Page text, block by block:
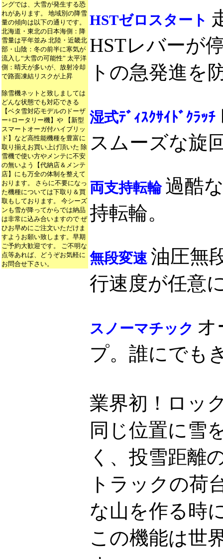
ングでは、大雪が発生する恐
れがあります。 地域別の降雪
量の傾向は以下の通りです。
北海道・東北の日本海側：降
雪量は平年並み 北陸・近畿北
部・山陰：冬の前半に寒気が
流入し“大雪の可能性” 太平洋
側：晴天が多いが、放射冷却
で路面凍結リスクが上昇
除雪機ネットと致しましては
どんな状態でも対応できる
【ベタ雪対応モデルのドーザ
ー+ロータリー機】や 【新型
スマートオーガ付ハイブリッ
ド】など高性能機種を豊富に
取り揃えお買い上げ頂いた 除
雪機で使い方やメンテに不安
の無いよう【代納店＆メンテ
店】にも万全の体制を整えて
おります。 さらに不要になっ
た機種については下取り＆買
取もしております。 今シーズ
ンも雪が降ってからでは納品
は非常に込み合いますので ぜ
ひお早めにご注文いただけま
すようお願い致します。早期
ご予約大歓迎です。 ご不明な
点等あれば、どうぞお気軽に
お問合せ下さい。
HSTゼロスタート
HSTレバーが
トの急発進を
湿式ﾃﾞｨｽｸｻｲﾄﾞｸﾗｯﾁ
スムーズな旋
両支持転輪 過酷
持転輪。
無段変速 油圧無
行速度が任意
スノーマチック オ
プ。誰にでも
業界初！ロッ
同じ位置に雪
く、投雪距離
トラックの荷
な山を作る時
この機能は世